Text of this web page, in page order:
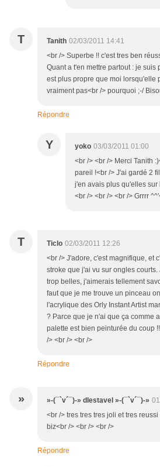
T Tanith 02/03/2011 14:41
<br /> Superbe !! c'est tres ben
Quant a t'en mettre partout : je suis
est plus propre que moi lorsqu'elle
vraiment pas<br /> pourquoi ;-/
Répondre
Y yoko 03/03/2011 01:00
<br /> <br /> Merci Tanith
pareil !<br /> J'ai gardé 2
j'en avais plus qu'elles
<br /> <br /> <br /> Grrrr
T Ticlo 02/03/2011 12:26
<br /> J'adore, c'est magnifique, et
stroke que j'ai vu sur ongles
trop belles, j'aimerais tellement
faut que je me trouve un pinceau
l'acrylique des Orly Instant Artist
? Parce que je n'ai que ça comme
palette est bien peinturée du coup
/> <br /> <br />
Répondre
» »-(¯`v´¯)-» dlestavel »-(¯`v´¯)-»
<br /> tres tres tres joli et tres
biz<br /> <br /> <br />
Répondre